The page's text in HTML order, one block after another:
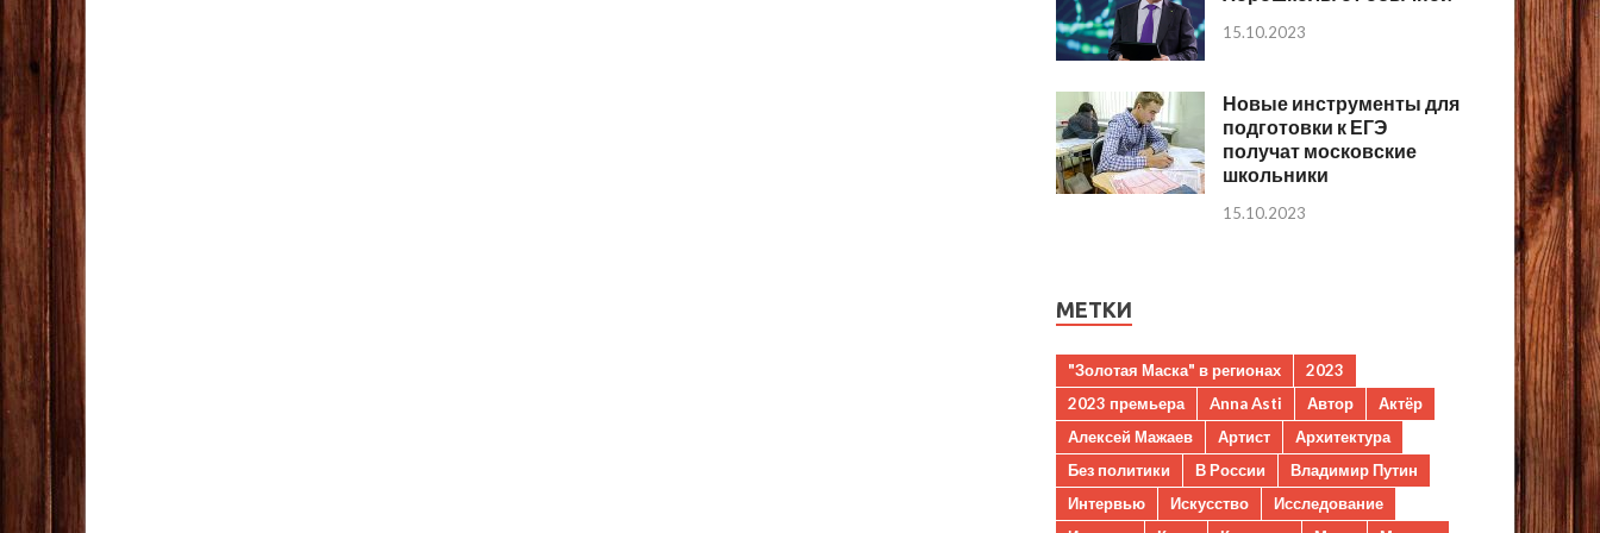
15.10.2023
Новые инструменты для
подготовки к ЕГЭ
получат московские
школьники
15.10.2023
МЕТКИ
"Золотая Маска" в регионах
2023
2023 премьера
Anna Asti Автор
Актёр
Алексей Мажаев
Артист
Архитектура
Без политики
В России
Владимир Путин
Интервью
Искусство
Исследование